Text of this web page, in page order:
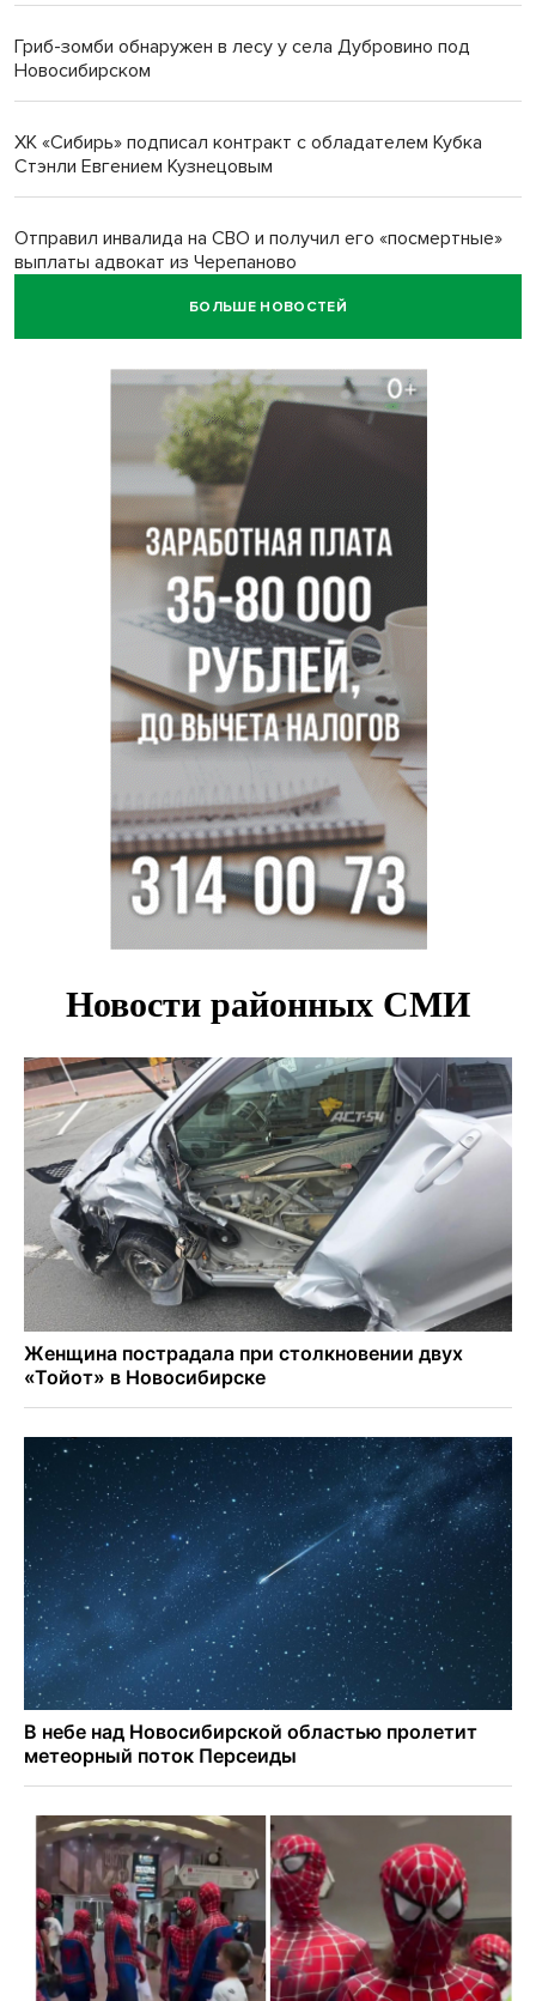
Гриб-зомби обнаружен в лесу у села Дубровино под
Новосибирском
ХК «Сибирь» подписал контракт с обладателем Кубка
Стэнли Евгением Кузнецовым
Отправил инвалида на СВО и получил его «посмертные»
выплаты адвокат из Черепаново
БОЛЬШЕ НОВОСТЕЙ